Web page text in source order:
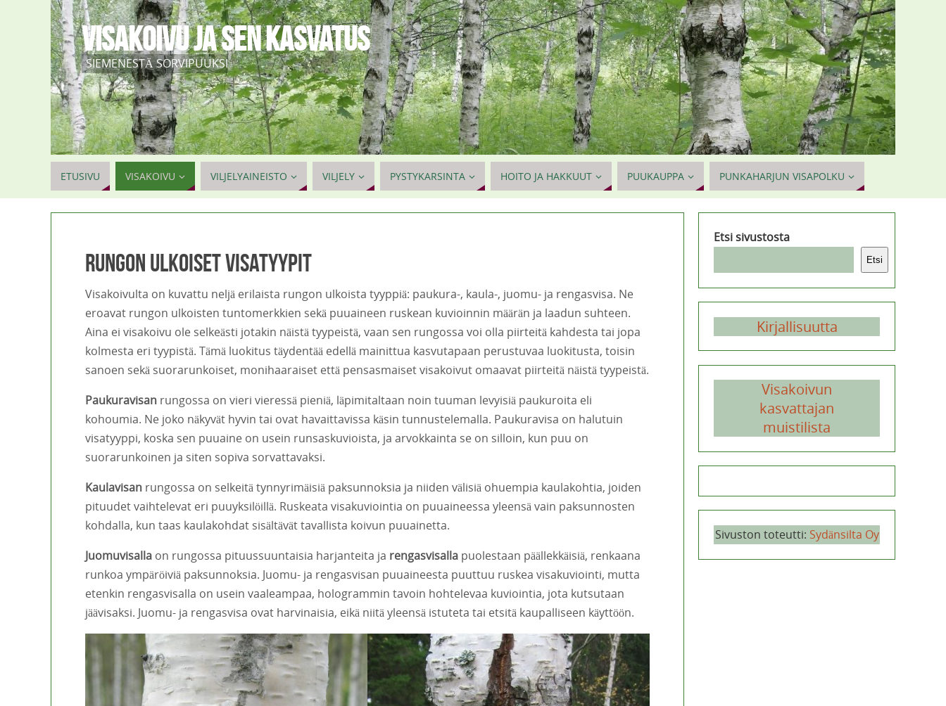
VISAKOIVU JA SEN KASVATUS
SIEMENESTÄ SORVIPUUKSI
ETUSIVU VISAKOIVU VILJELYAINEISTO VILJELY PYSTYKARSINTA HOITO JA HAKKUUT PUUKAUPPA PUNKAHARJUN VISAPOLKU
Rungon ulkoiset visatyypit
Visakoivulta on kuvattu neljä erilaista rungon ulkoista tyyppiä: paukura-, kaula-, juomu- ja rengasvisa. Ne
eroavat rungon ulkoisten tuntomerkkien sekä puuaineen ruskean kuvioinnin määrän ja laadun suhteen.
Aina ei visakoivu ole selkeästi jotakin näistä tyypeistä, vaan sen rungossa voi olla piirteitä kahdesta tai jopa
kolmesta eri tyypistä. Tämä luokitus täydentää edellä mainittua kasvutapaan perustuvaa luokitusta, toisin
sanoen sekä suorarunkoiset, monihaaraiset että pensasmaiset visakoivut omaavat piirteitä näistä tyypeistä.
Paukuravisan rungossa on vieri vieressä pieniä, läpimitaltaan noin tuuman levyisiä paukuroita eli
kohoumia. Ne joko näkyvät hyvin tai ovat havaittavissa käsin tunnustelemalla. Paukuravisa on halutuin
visatyyppi, koska sen puuaine on usein runsaskuvioista, ja arvokkainta se on silloin, kun puu on
suorarunkoinen ja siten sopiva sorvattavaksi.
Kaulavisan rungossa on selkeitä tynnyrimäisiä paksunnoksia ja niiden välisiä ohuempia kaulakohtia, joiden
pituudet vaihtelevat eri puuyksilöillä. Ruskeata visakuviointia on puuaineessa yleensä vain paksunnosten
kohdalla, kun taas kaulakohdat sisältävät tavallista koivun puuainetta.
Juomuvisalla on rungossa pituussuuntaisia harjanteita ja rengasvisalla puolestaan päällekkäisiä, renkaana
runkoa ympäröiviä paksunnoksia. Juomu- ja rengasvisan puuaineesta puuttuu ruskea visakuviointi, mutta
etenkin rengasvisalla on usein vaaleampaa, hologrammin tavoin hohtelevaa kuviointia, jota kutsutaan
jäävisaksi. Juomu- ja rengasvisa ovat harvinaisia, eikä niitä yleensä istuteta tai etsitä kaupalliseen käyttöön.
Etsi sivustosta
Etsi
Kirjallisuutta
Visakoivun
kasvattajan
muistilista
Sivuston toteutti: Sydänsilta Oy